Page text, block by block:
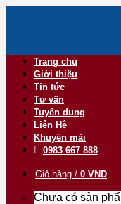
Trang chủ
Giới thiệu
Tin tức
Tư vấn
Tuyển dụng
Liên Hệ
Khuyến mãi
0983 667 888
Giỏ hàng / 0 VND
Chưa có sản